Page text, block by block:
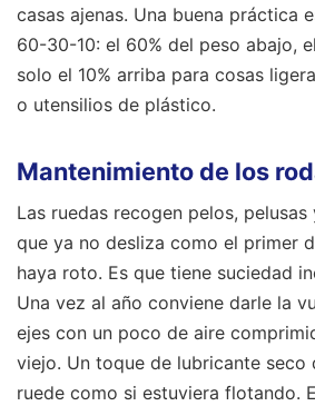
casas ajenas. Una buena práctica
60-30-10: el 60% del peso abajo,
solo el 10% arriba para cosas
o utensilios de plástico.
Mantenimiento de los
Las ruedas recogen pelos,
que ya no desliza como el primer
haya roto. Es que tiene suciedad
Una vez al año conviene darle la
ejes con un poco de aire
viejo. Un toque de lubricante seco
ruede como si estuviera flotando.